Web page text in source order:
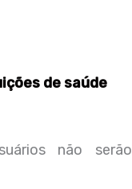
de saúde
não serão